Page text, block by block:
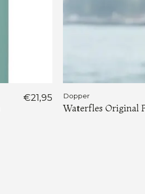
€21,95 Dopper
Waterfles Original